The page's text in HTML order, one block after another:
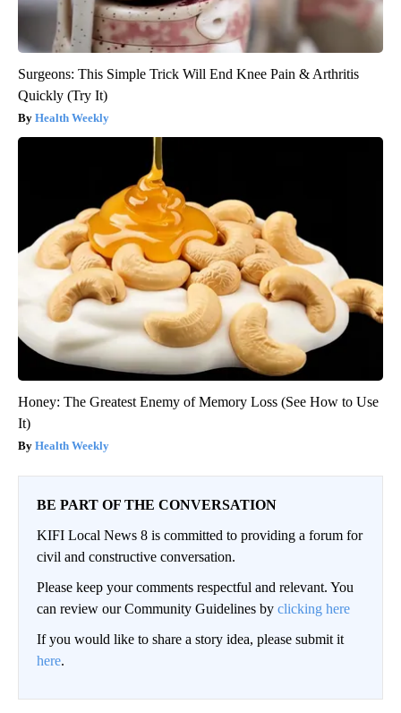
Surgeons: This Simple Trick Will End Knee Pain & Arthritis
Quickly (Try It)
Health Weekly
Honey: The Greatest Enemy of Memory Loss (See How to Use
It)
Health Weekly
BE PART OF THE CONVERSATION
KIFI Local News 8 is committed to providing a forum for
civil and constructive conversation.
Please keep your comments respectful and relevant. You
can review our Community Guidelines by clicking here
If you would like to share a story idea, please submit it
here.